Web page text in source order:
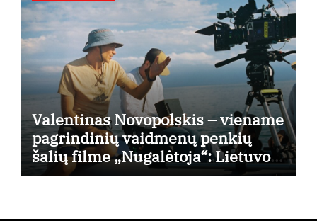
Valentinas Novopolskis – viename
pagrindinių vaidmenų penkių
šalių filme „Nugalėtoja“: Lietuvos
kino teatruose – nuo rugpjūčio 7-